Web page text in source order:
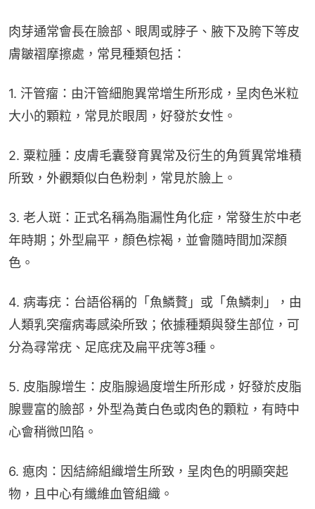
肉芽通常會長在臉部、眼周或脖子、腋下及胯下等皮
膚皺褶摩擦處，常見種類包括：
1. 汗管瘤：由汗管細胞異常增生所形成，呈肉色米粒
大小的顆粒，常見於眼周，好發於女性。
2. 粟粒腫：皮膚毛囊發育異常及衍生的角質異常堆積
所致，外觀類似白色粉刺，常見於臉上。
3. 老人斑：正式名稱為脂漏性角化症，常發生於中老
年時期；外型扁平，顏色棕褐，並會隨時間加深顏
色。
4. 病毒疣：台語俗稱的「魚鱗贅」或「魚鱗刺」，由
人類乳突瘤病毒感染所致；依據種類與發生部位，可
分為尋常疣、足底疣及扁平疣等3種。
5. 皮脂腺增生：皮脂腺過度增生所形成，好發於皮脂
腺豐富的臉部，外型為黃白色或肉色的顆粒，有時中
心會稍微凹陷。
6. 瘜肉：因結締組織增生所致，呈肉色的明顯突起
物，且中心有纖維血管組織。